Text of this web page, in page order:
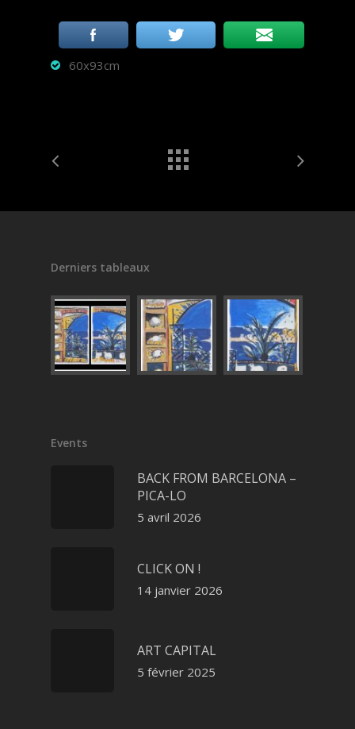
60x93cm
Derniers tableaux
Events
BACK FROM BARCELONA –
PICA-LO
5 avril 2026
CLICK ON !
14 janvier 2026
ART CAPITAL
5 février 2025